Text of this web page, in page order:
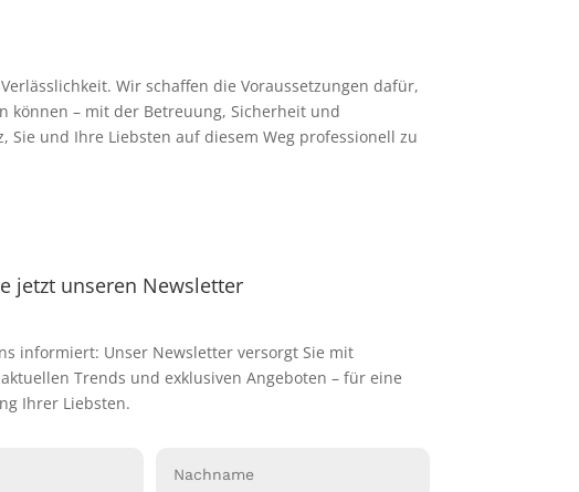
Wir schaffen die Voraussetzungen dafür,
können – mit der Betreuung, Sicherheit und
und Ihre Liebsten auf diesem Weg professionell zu
jetzt unseren Newsletter
informiert: Unser Newsletter versorgt Sie mit
Trends und exklusiven Angeboten – für eine
Ihrer Liebsten.